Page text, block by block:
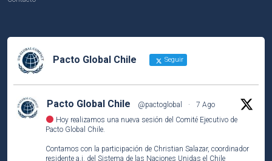
Pacto Global Chile Seguir
Pacto Global Chile @pactoglobal ·
7 Ago
Hoy realizamos una nueva sesión del Comité Ejecutivo de
Pacto Global Chile.
Contamos con la participación de Christian Salazar, coordinador
residente a.i. del Sistema de las Naciones Unidas el Chile